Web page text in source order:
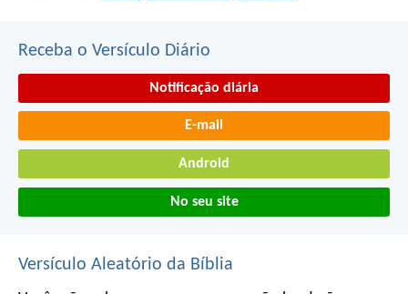
Receba o Versículo Diário
Notificação diária
E-mail
Android
No seu site
Versículo Aleatório da Bíblia